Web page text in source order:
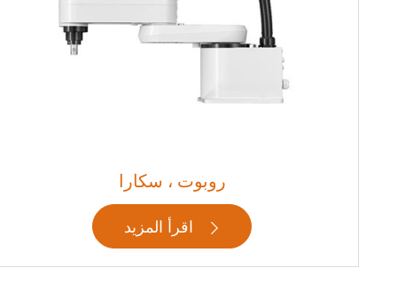
روبوت ، سكارا
اقرأ المزيد 